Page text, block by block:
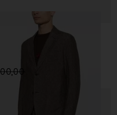
Armani
in lino a un petto